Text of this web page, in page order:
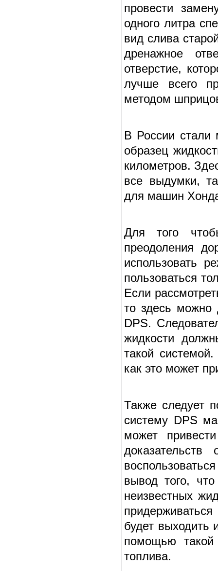
провести
одного литра
вид слива
дренажное
отверстие,
лучше всего
методом
В России стали
образец
километров.
все выдумки,
для машин
Для того
преодоления
использовать
пользоваться
Если
то здесь можно
DPS.
жидкости
такой
как это может
Также следует
систему DPS
может
вывод того,
неизвестных
будет выходить
помощью такой
топлива.